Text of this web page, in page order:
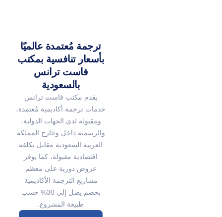
ترجمة مُعتمدة عالميًا
بأسعار تنافسية بمكتب
فاست ترانس
بالسعودية
يقدم مكتب فاست ترانس
خدمات ترجمة أكاديمية مُعتمدة،
ومقبولة لدى الجهات الدولية،
والرسمية داخل وخارج المملكة
العربية السعودية مقابل تكلفة
اقتصادية مقبولة، كما يوفر
عروض دورية على معظم
مشاريع الترجمة الأكاديمية
بخصم يصل إلى 30% حسب
طبيعة المشروع.